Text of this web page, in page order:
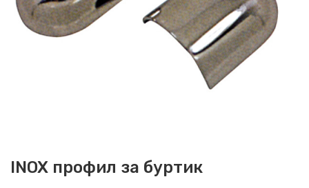
INOX профил за буртик